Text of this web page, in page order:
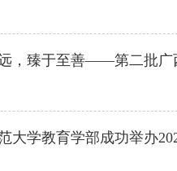
，臻于至善——第二批广
大学教育学部成功举办